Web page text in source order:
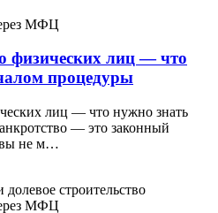
МФЦ
физических лиц — что
процедуры
лиц — что нужно знать
— это законный
вы не м…
МФЦ